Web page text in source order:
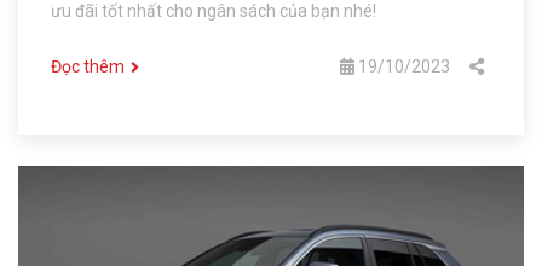
ưu đãi tốt nhất cho ngân sách của bạn nhé!
Đọc thêm 19/10/2023